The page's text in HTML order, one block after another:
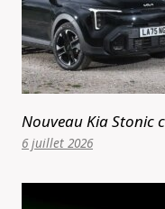
Nouveau Kia Stonic
6 juillet 2026